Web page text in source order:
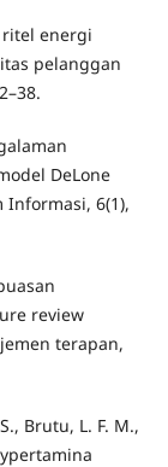
ritel energi
pelanggan
DeLone
Informasi, 6(1),
review
terapan,
Brutu, L. F. M.,